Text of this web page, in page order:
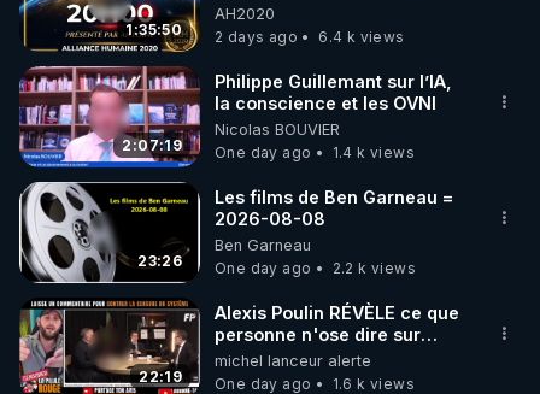
1:35:50
06/08/2026***
AH2020
2 days ago
6.4 k views
2:07:19
Philippe Guillemant sur l’IA,
la conscience et les OVNI
Nicolas BOUVIER
One day ago
1.4 k views
23:26
Les films de Ben Garneau =
2026-08-08
Ben Garneau
One day ago
2.2 k views
22:19
Alexis Poulin RÉVÈLE ce que
personne n'ose dire sur
l'Union européenne (C'est
explosif)
michel lanceur alerte
One day ago
1.6 k views